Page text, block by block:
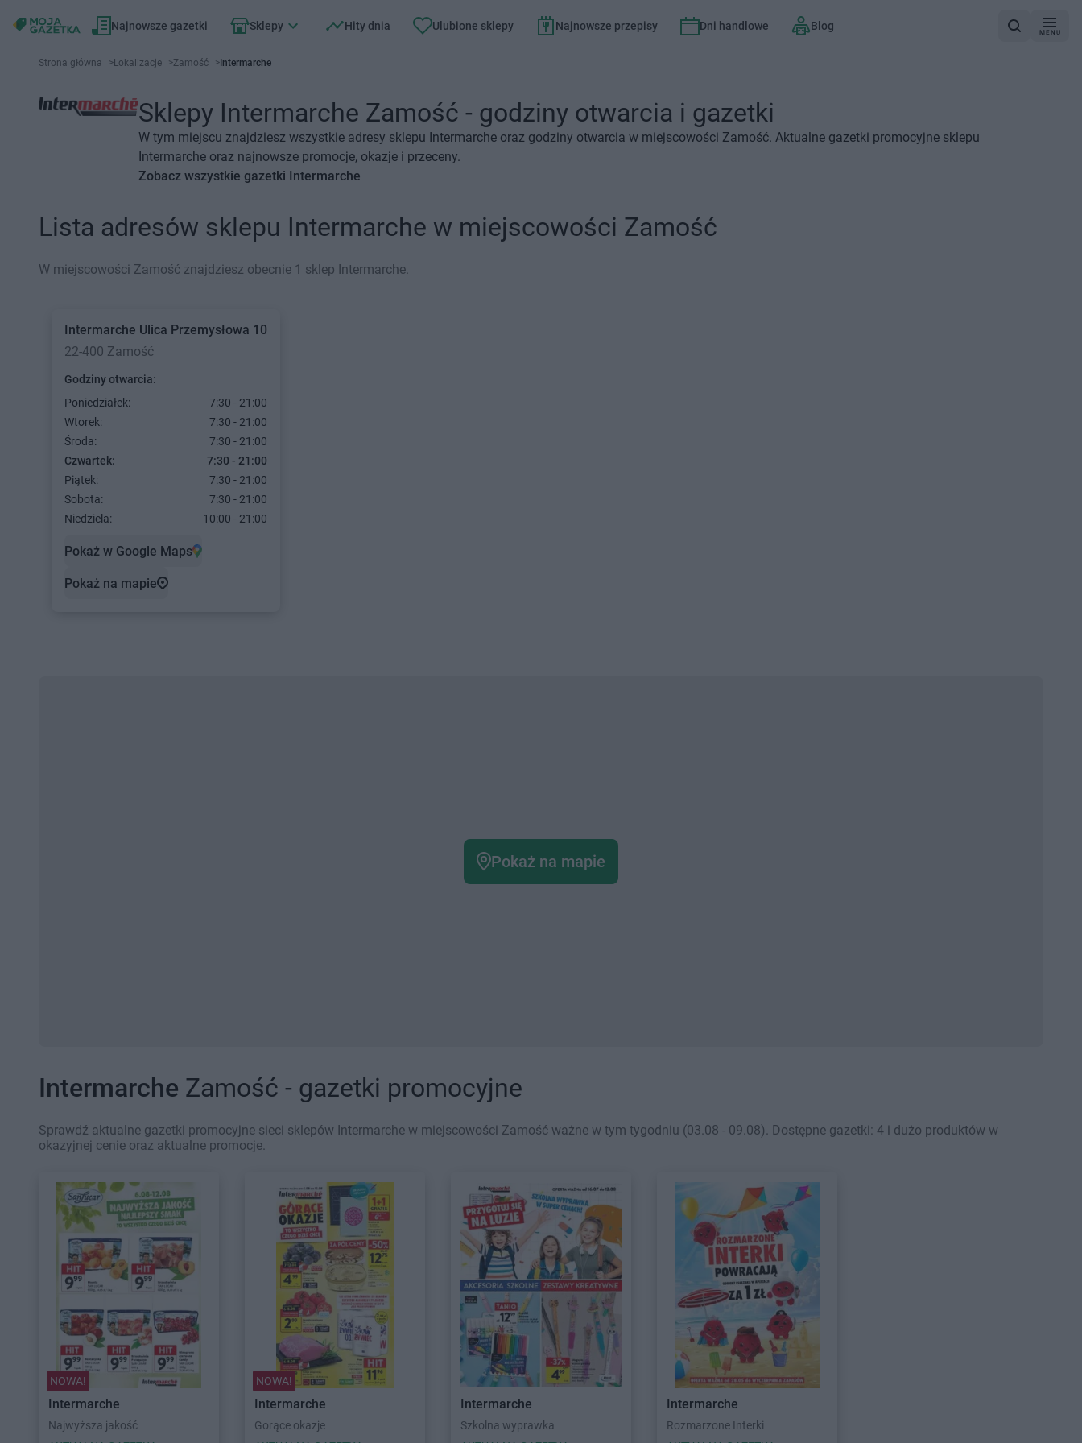
Najnowsze gazetki Sklepy Hity dnia Ulubione sklepy Najnowsze przepisy Dni handlowe Blog
MENU
Strona główna >Lokalizacje >Zamość > Intermarche
Sklepy Intermarche Zamość - godziny otwarcia i gazetki
W tym miejscu znajdziesz wszystkie adresy sklepu Intermarche oraz godziny otwarcia w miejscowości Zamość. Aktualne gazetki promocyjne sklepu
Intermarche oraz najnowsze promocje, okazje i przeceny.
Zobacz wszystkie gazetki Intermarche
Lista adresów sklepu Intermarche w miejscowości Zamość
W miejscowości Zamość znajdziesz obecnie 1 sklep Intermarche.
Intermarche Ulica Przemysłowa 10
22-400 Zamość
Godziny otwarcia:
Poniedziałek:
7:30 - 21:00
Wtorek:
7:30 - 21:00
Środa:
7:30 - 21:00
Czwartek:
7:30 - 21:00
Piątek:
7:30 - 21:00
Sobota:
7:30 - 21:00
Niedziela:
10:00 - 21:00
Pokaż w Google Maps
Pokaż na mapie
Pokaż na mapie
Intermarche Zamość - gazetki promocyjne
Sprawdź aktualne gazetki promocyjne sieci sklepów Intermarche w miejscowości Zamość ważne w tym tygodniu (03.08 - 09.08). Dostępne gazetki: 4 i dużo produktów w
okazyjnej cenie oraz aktualne promocje.
NOWA!
Intermarche
Najwyższa jakość
NOWA!
Intermarche
Gorące okazje
Intermarche
Szkolna wyprawka
Intermarche
Rozmarzone Interki